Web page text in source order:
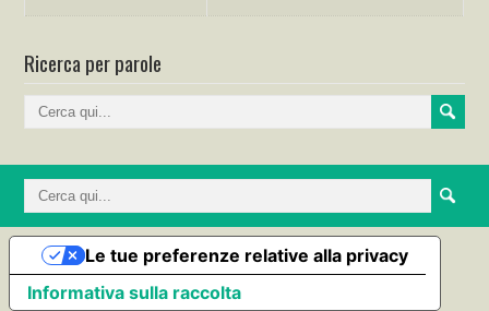
Ricerca per parole
Informativa sulla raccolta
Le tue preferenze relative alla privacy